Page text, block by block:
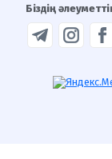
Біздің